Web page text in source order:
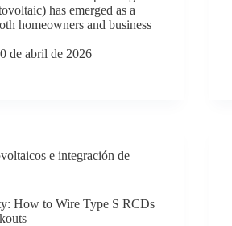
has emerged as a
homeowners and business
de abril de 2026
e integración de
How to Wire Type S RCDs